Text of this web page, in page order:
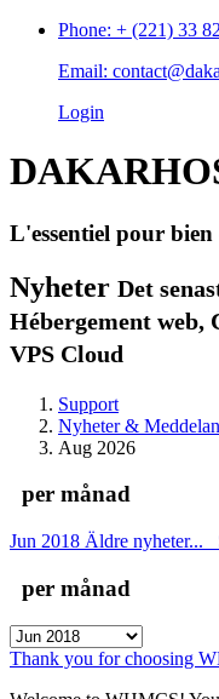
Phone: + (221) 33
Email:
Login
L'essentiel pour
Nyheter Det
Hébergement web,
VPS Cloud
Support
Nyheter &
Aug 2026
per månad
Jun 2018 Äldre nyheter...
per månad
Thank you for choosing